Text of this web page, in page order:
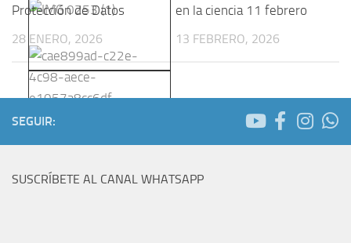
Protección de Datos
28 ENERO, 2026
en la ciencia 11 febrero
13 FEBRERO, 2026
SEGUIR:
SUSCRÍBETE AL CANAL WHATSAPP